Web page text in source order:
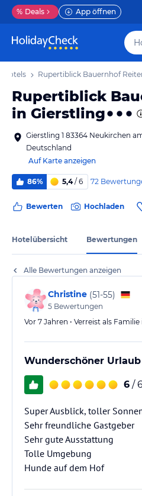
% Deals App öffnen
Hotels Rupertiblick Bauernhof
Rupertiblick
in Gierstling
Gierstling 1 83364 Neukirchen
Deutschland
Auf Karte anzeigen
86% 5,4/ 6 72
Bewerten Hochladen
Hotelübersicht Bewertungen
Alle Bewertungen anzeigen
Christine (51-55)
5 Bewertungen
Vor 7 Jahren • Verreist als
Wunderschöner Urlaub
6 /
Super Ausblick, toller
Sehr freundliche Gastgeber
Sehr gute Ausstattung
Tolle Umgebung
Hunde auf dem Hof